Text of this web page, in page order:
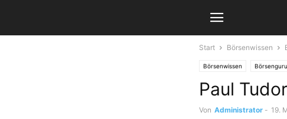
Start Börsenwissen
Börsenwissen
Paul
Von Administrator - 19.